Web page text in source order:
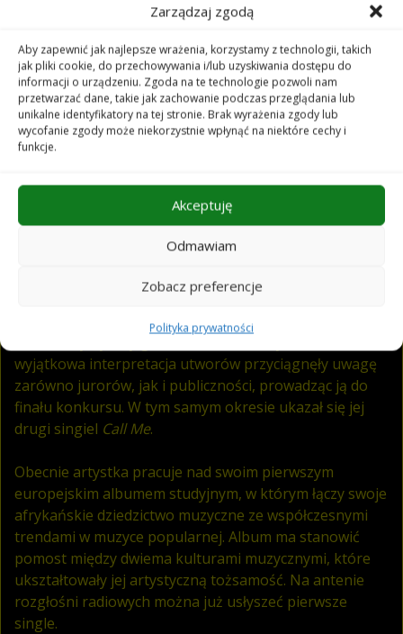
Zarządzaj zgodą
Aby zapewnić jak najlepsze wrażenia, korzystamy z technologii, takich
jak pliki cookie, do przechowywania i/lub uzyskiwania dostępu do
informacji o urządzeniu. Zgoda na te technologie pozwoli nam
przetwarzać dane, takie jak zachowanie podczas przeglądania lub
unikalne identyfikatory na tej stronie. Brak wyrażenia zgody lub
wycofanie zgody może niekorzystnie wpłynąć na niektóre cechy i
funkcje.
Akceptuję
Odmawiam
Zobacz preferencje
Polityka prywatności
Kamweru, założyła zespół Band BeCa. Duet szybko
zyskał popularność na kenijskiej scenie muzycznej,
łącząc tradycyjne afrykańskie brzmienia z
nowoczesnym popem. Zwieńczeniem ich współpracy był
wydany w lutym 2021 roku albumBeCa Fever, który
ugruntował ich pozycję wśród czołowych artystów
wschodnioafrykańskiej sceny muzycznej.
Nowy rozdział w życiu artystki rozpoczął się wraz z
przeprowadzką do Polski. Tu, oprócz założenia rodziny,
Moonlightpokazał nowe,
intrygujące oblicze jej artystycznej wrażliwości.
Przełomowym momentem okazał się udział w
programie The Voice of Poland w 2023 roku. Jej
wyjątkowa interpretacja utworów przyciągnęły uwagę
zarówno jurorów, jak i publiczności, prowadząc ją do
finału konkursu. W tym samym okresie ukazał się jej
drugi singiel Call Me.
Obecnie artystka pracuje nad swoim pierwszym
europejskim albumem studyjnym, w którym łączy swoje
afrykańskie dziedzictwo muzyczne ze współczesnymi
trendami w muzyce popularnej. Album ma stanowić
pomost między dwiema kulturami muzycznymi, które
ukształtowały jej artystyczną tożsamość. Na antenie
rozgłośni radiowych można już usłyszeć pierwsze
single.